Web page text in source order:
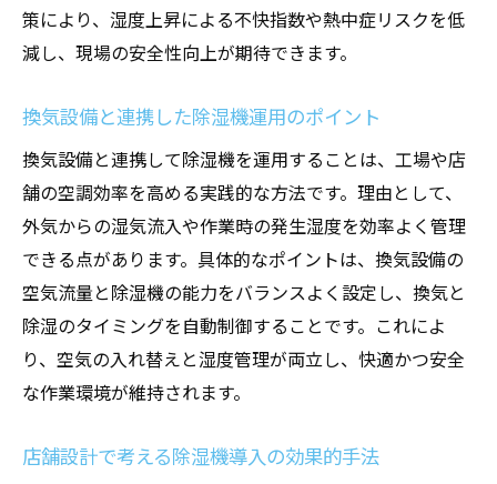
策により、湿度上昇による不快指数や熱中症リスクを低
減し、現場の安全性向上が期待できます。
換気設備と連携した除湿機運用のポイント
換気設備と連携して除湿機を運用することは、工場や店
舗の空調効率を高める実践的な方法です。理由として、
外気からの湿気流入や作業時の発生湿度を効率よく管理
できる点があります。具体的なポイントは、換気設備の
空気流量と除湿機の能力をバランスよく設定し、換気と
除湿のタイミングを自動制御することです。これによ
り、空気の入れ替えと湿度管理が両立し、快適かつ安全
な作業環境が維持されます。
店舗設計で考える除湿機導入の効果的手法